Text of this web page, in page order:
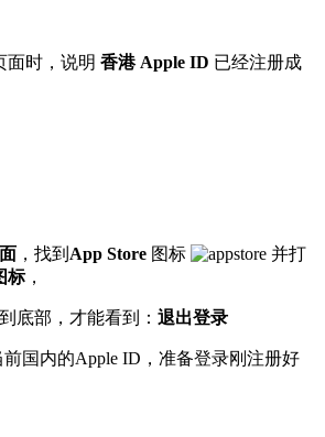
面时，说明 香港 Apple ID 已经注册成
，找到 App Store 图标
并打
标，
底部，才能看到： 退出登录
国内的Apple ID，准备登录刚注册好